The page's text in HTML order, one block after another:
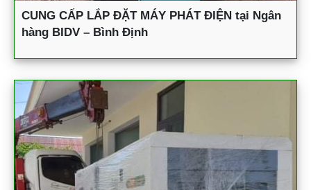
CUNG CẤP LẮP ĐẶT MÁY PHÁT ĐIỆN tại Ngân
hàng BIDV – Bình Định